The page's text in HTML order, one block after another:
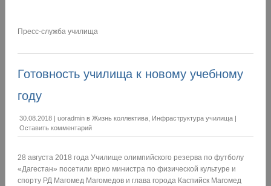
Пресс-служба училища
Готовность училища к новому учебному
году
30.08.2018 | uoradmin в Жизнь коллектива Инфраструктура училища |
Оставить комментарий
28 августа 2018 года Училище олимпийского резерва по футболу
«Дагестан» посетили врио министра по физической культуре и
спорту РД Магомед Магомедов и глава города Каспийск Магомед